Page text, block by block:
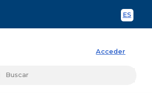
ES
Acceder
Buscar